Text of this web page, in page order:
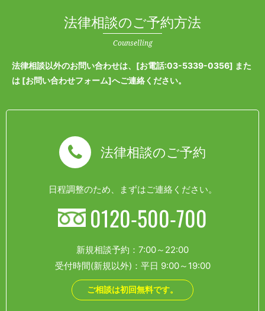
法律相談のご予約方法
Counselling
法律相談以外のお問い合わせは、[お電話:03-5339-0356] また
は [お問い合わせフォーム]へご連絡ください。
法律相談のご予約
日程調整のため、まずはご連絡ください。
0120-500-700
新規相談予約：7:00～22:00
受付時間(新規以外)：平日 9:00～19:00
ご相談は初回無料です。